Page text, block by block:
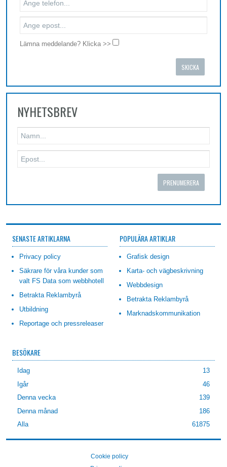
Lämna meddelande? Klicka >>
SKICKA
NYHETSBREV
SENASTE ARTIKLARNA
Privacy policy
Säkrare för våra kunder som
valt FS Data som webbhotell
Betrakta Reklambyrå
Utbildning
Reportage och pressreleaser
POPULÄRA ARTIKLAR
Grafisk design
Karta- och vägbeskrivning
Webbdesign
Betrakta Reklambyrå
Marknadskommunikation
BESÖKARE
Idag
13
Igår
46
Denna vecka
139
Denna månad
186
Alla
61875
Cookie policy